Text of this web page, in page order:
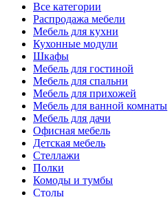
Все категории
Распродажа мебели
Мебель для кухни
Кухонные модули
Шкафы
Мебель для гостиной
Мебель для спальни
Мебель для прихожей
Мебель для ванной комнаты
Мебель для дачи
Офисная мебель
Детская мебель
Стеллажи
Полки
Комоды и тумбы
Столы